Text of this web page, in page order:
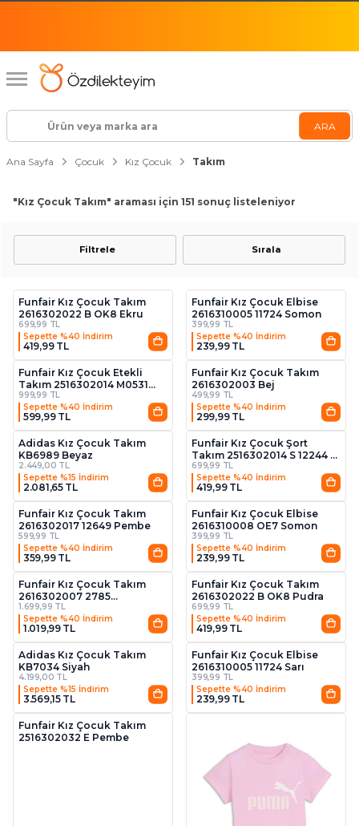
Ana Sayfa Çocuk Kız Çocuk Takım
"Kız Çocuk Takım" araması için 151 sonuç listeleniyor
Filtrele Sırala
Funfair Kız Çocuk Takım
2616302022 B OK8 Ekru
699,99 TL
Sepette %40 İndirim
419,99 TL
Funfair Kız Çocuk Elbise
2616310005 11724 Somon
399,99 TL
Sepette %40 İndirim
239,99 TL
2
Funfair Kız Çocuk Etekli
Takım 2516302014 M0531
Krem
999,99 TL
Sepette %40 İndirim
599,99 TL
Funfair Kız Çocuk Takım
2616302003 Bej
499,99 TL
Sepette %40 İndirim
299,99 TL
Adidas Kız Çocuk Takım
KB6989 Beyaz
2.449,00 TL
Sepette %15 İndirim
2.081,65 TL
3
Funfair Kız Çocuk Şort
Takım 2516302014 S 12244 D
Gül kurusu
699,99 TL
Sepette %40 İndirim
419,99 TL
2
Funfair Kız Çocuk Takım
2616302017 12649 Pembe
599,99 TL
Sepette %40 İndirim
359,99 TL
3
Funfair Kız Çocuk Elbise
2616310008 OE7 Somon
399,99 TL
Sepette %40 İndirim
239,99 TL
2
Funfair Kız Çocuk Takım
2616302007 2785
Ekru/pudra
1.699,99 TL
Sepette %40 İndirim
1.019,99 TL
3
Funfair Kız Çocuk Takım
2616302022 B OK8 Pudra
699,99 TL
Sepette %40 İndirim
419,99 TL
Adidas Kız Çocuk Takım
KB7034 Siyah
4.199,00 TL
Sepette %15 İndirim
3.569,15 TL
4
Funfair Kız Çocuk Elbise
2616310005 11724 Sarı
399,99 TL
Sepette %40 İndirim
239,99 TL
2
Funfair Kız Çocuk Takım
2516302032 E Pembe